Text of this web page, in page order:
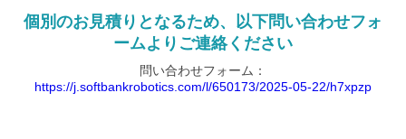
個別のお見積りとなるため、以下問い合わせフォ
ームよりご連絡ください
問い合わせフォーム：
https://j.softbankrobotics.com/l/650173/2025-05-22/h7xpzp